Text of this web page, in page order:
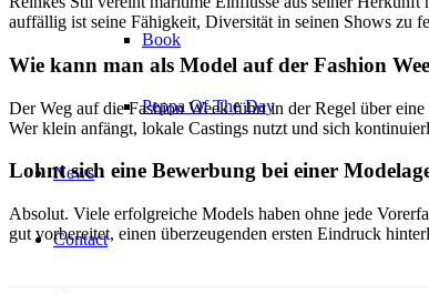
Book
Peppa Of The Day
News
Contact
auffällig ist seine Fähigkeit, Diversität in seinen Shows zu
Wie kann man als Model auf der Fashion
Der Weg auf die Fashion Week führt in der Regel über
Wer klein anfängt, lokale Castings nutzt und sich
Lohnt sich eine Bewerbung bei einer
Absolut. Viele erfolgreiche Models haben ohne jede
gut vorbereitet, einen überzeugenden ersten Eindruck